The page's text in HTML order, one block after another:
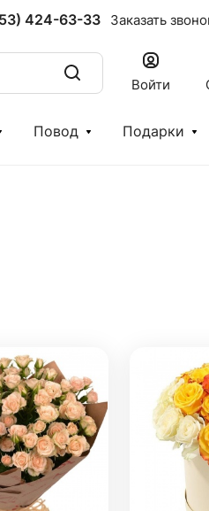
424-63-33 Заказать
Войти
Повод Подарки